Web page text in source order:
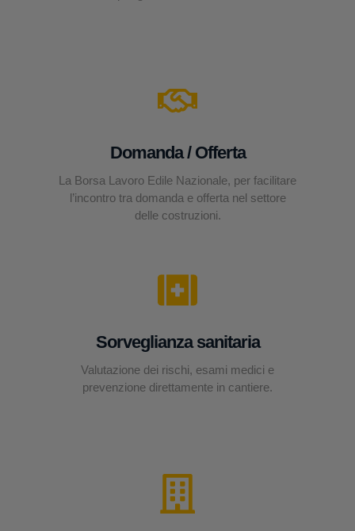
Domanda / Offerta
La Borsa Lavoro Edile Nazionale, per facilitare
l’incontro tra domanda e offerta nel settore
delle costruzioni.
Sorveglianza sanitaria
Valutazione dei rischi, esami medici e
prevenzione direttamente in cantiere.